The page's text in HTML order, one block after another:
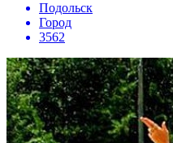
Подольск
Город
3562